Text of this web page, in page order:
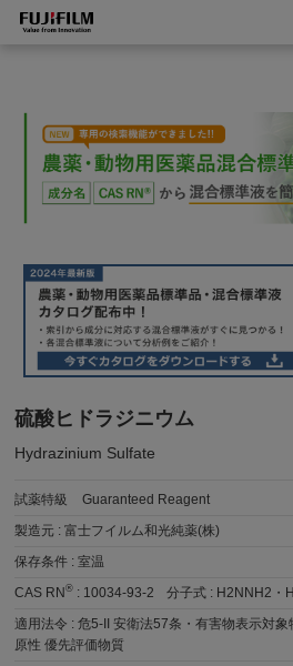
硫酸ヒドラジニウム
Hydrazinium Sulfate
試薬特級
Guaranteed Reagent
製造元 :富士フイルム和光純薬(株)
保存条件 :室温
CAS RN® : 10034-93-2 分子式 : H2NNH2・
適用法令 :危5-II 安衛法57条・有害物表示対
原性 優先評価物質